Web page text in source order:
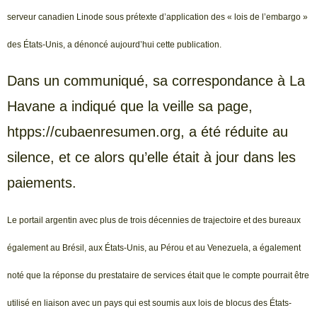
serveur canadien Linode sous prétexte d’application des « lois de l’embargo »
des États-Unis, a dénoncé aujourd’hui cette publication.
Dans un communiqué, sa correspondance à La
Havane a indiqué que la veille sa page,
htpps://cubaenresumen.org, a été réduite au
silence, et ce alors qu’elle était à jour dans les
paiements.
Le portail argentin avec plus de trois décennies de trajectoire et des bureaux
également au Brésil, aux États-Unis, au Pérou et au Venezuela, a également
noté que la réponse du prestataire de services était que le compte pourrait être
utilisé en liaison avec un pays qui est soumis aux lois de blocus des États-